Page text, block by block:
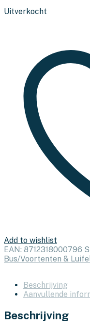
Uitverkocht
Add to wishlist
EAN: 8712318000796
Bus/Voortenten &
Beschrijving
Aanvullende
Beschrijving